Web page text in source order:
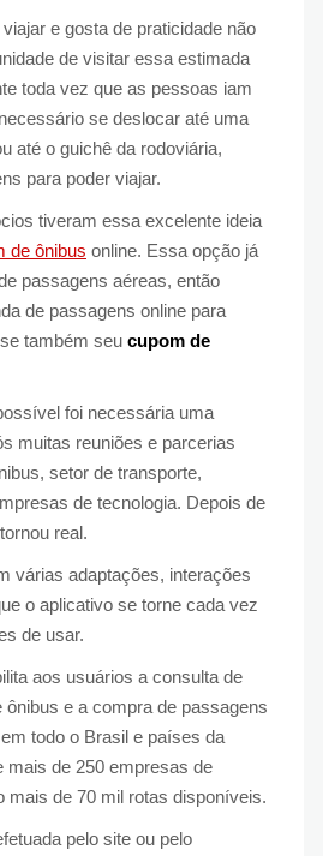
e gosta de praticidade não
de visitar essa estimada
toda vez que as pessoas iam
se deslocar até uma
até o guichê da rodoviária,
para poder viajar.
tiveram essa excelente ideia
de ônibus online. Essa opção já
passagens aéreas, então
de passagens online para
também seu cupom de
foi necessária uma
muitas reuniões e parcerias
setor de transporte,
de tecnologia. Depois de
real.
várias adaptações, interações
o aplicativo se torne cada vez
de usar.
aos usuários a consulta de
ônibus e a compra de passagens
todo o Brasil e países da
mais de 250 empresas de
mais de 70 mil rotas disponíveis.
pelo site ou pelo